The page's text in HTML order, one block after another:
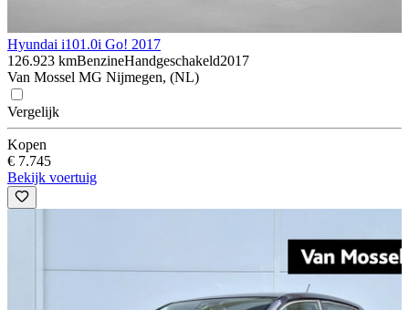
Hyundai i101.0i Go! 2017
126.923 kmBenzineHandgeschakeld2017
Van Mossel MG Nijmegen, (NL)
Vergelijk
Kopen
€ 7.745
Bekijk voertuig